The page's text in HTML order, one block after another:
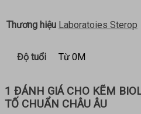
Thương hiệu Laboratoies Sterop
Độ tuổi Từ 0M
1 ĐÁNH GIÁ CHO KẼM
TỐ CHUẨN CHÂU ÂU